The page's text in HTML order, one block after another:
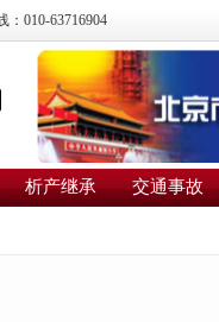
010-63716904
析产继承 交通事故